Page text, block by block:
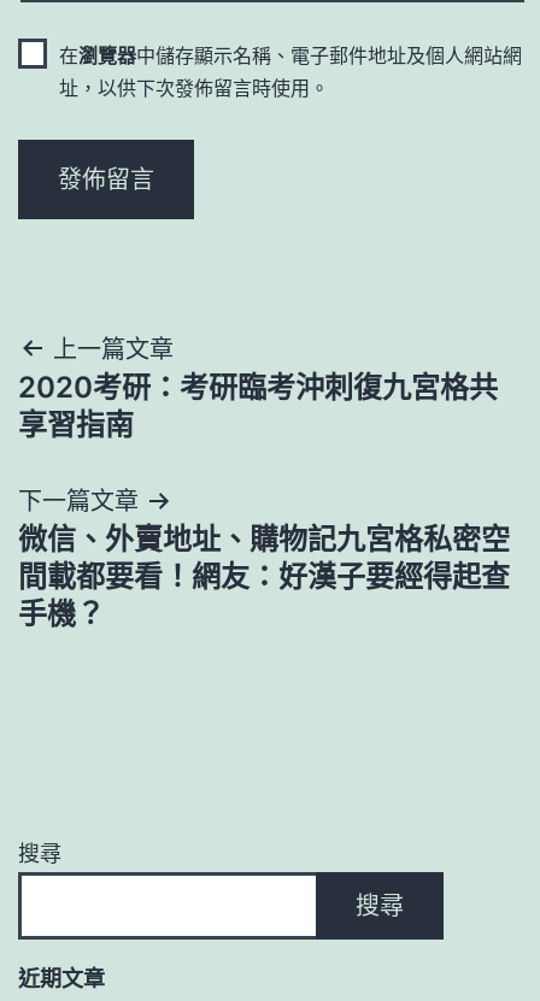
在瀏覽器中儲存顯示名稱、電子郵件地址及個人網站網
址，以供下次發佈留言時使用。
文
章
覽
上一篇文章
2020考研：考研臨考沖刺復九宮格共
享習指南
下一篇文章
微信、外賣地址、購物記九宮格私密空
間載都要看！網友：好漢子要經得起查
手機？
搜尋
搜尋
近期文章